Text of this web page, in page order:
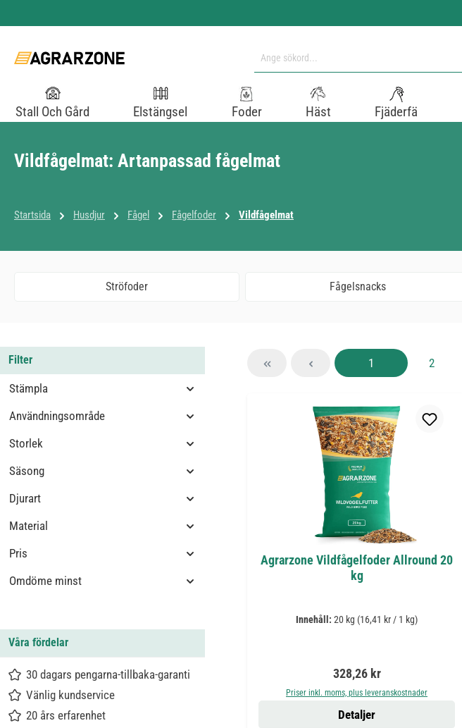
Stall Och Gård Elstängsel Foder Häst Fjäderfä
Vildfågelmat: Artanpassad fågelmat
Startsida Husdjur Fågel Fågelfoder Vildfågelmat
Ströfoder Fågelsnacks
Filter
Stämpla
Användningsområde
Storlek
Säsong
Djurart
Material
Pris
Omdöme minst
Våra fördelar
30 dagars pengarna-tillbaka-garanti
Vänlig kundservice
20 års erfarenhet
Sida
1 Sida
2
Agrarzone Vildfågelfoder Allround 20
kg
Innehåll: 20 kg (16,41 kr / 1 kg)
Ordinarie pris:
328,26 kr
Priser inkl. moms, plus leveranskostnader
Detaljer